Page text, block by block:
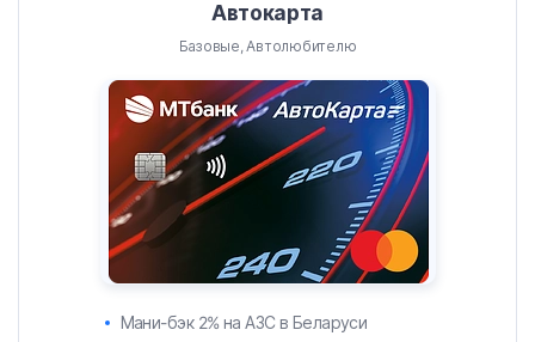
Автокарта
Базовые, Автолюбителю
Мани-бэк 2% на АЗС в Беларуси